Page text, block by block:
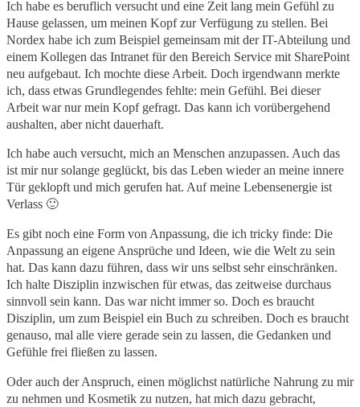
Ich habe es beruflich versucht und eine Zeit lang mein Gefühl zu
Hause gelassen, um meinen Kopf zur Verfügung zu stellen. Bei
Nordex habe ich zum Beispiel gemeinsam mit der IT-Abteilung und
einem Kollegen das Intranet für den Bereich Service mit SharePoint
neu aufgebaut. Ich mochte diese Arbeit. Doch irgendwann merkte
ich, dass etwas Grundlegendes fehlte: mein Gefühl. Bei dieser
Arbeit war nur mein Kopf gefragt. Das kann ich vorübergehend
aushalten, aber nicht dauerhaft.
Ich habe auch versucht, mich an Menschen anzupassen. Auch das
ist mir nur solange geglückt, bis das Leben wieder an meine innere
Tür geklopft und mich gerufen hat. Auf meine Lebensenergie ist
Verlass 🙂
Es gibt noch eine Form von Anpassung, die ich tricky finde: Die
Anpassung an eigene Ansprüche und Ideen, wie die Welt zu sein
hat. Das kann dazu führen, dass wir uns selbst sehr einschränken.
Ich halte Disziplin inzwischen für etwas, das zeitweise durchaus
sinnvoll sein kann. Das war nicht immer so. Doch es braucht
Disziplin, um zum Beispiel ein Buch zu schreiben. Doch es braucht
genauso, mal alle viere gerade sein zu lassen, die Gedanken und
Gefühle frei fließen zu lassen.
Oder auch der Anspruch, einen möglichst natürliche Nahrung zu mir
zu nehmen und Kosmetik zu nutzen, hat mich dazu gebracht,